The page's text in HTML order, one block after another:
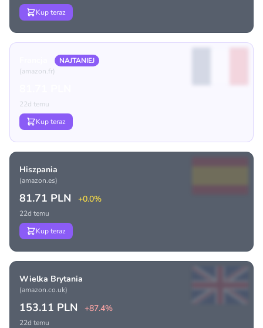
Kup teraz
NAJTANIEJ
(amazon.fr)
22d temu
Kup teraz
Hiszpania
(amazon.es)
81.71 PLN +0.0%
22d temu
Kup teraz
Wielka Brytania
(amazon.co.uk)
153.11 PLN +87.4%
22d temu